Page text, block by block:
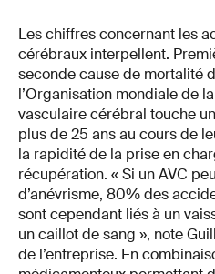
Les chiffres concernant les
cérébraux interpellent.
seconde cause de mortalité
l’Organisation mondiale de
vasculaire cérébral touche
plus de 25 ans au cours de
la rapidité de la prise en
récupération. « Si un AVC
d’anévrisme, 80% des
sont cependant liés à un
un caillot de sang », note
de l’entreprise. En